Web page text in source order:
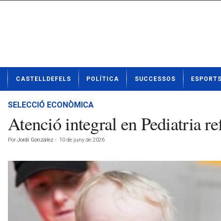
t
CASTELLDEFELS POLÍTICA SUCCESSOS ESPORTS
SELECCIÓ ECONÒMICA
Atenció integral en Pediatria
Por Jordi González - 10 de juny de 2026